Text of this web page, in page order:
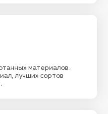
материалов.
лучших сортов